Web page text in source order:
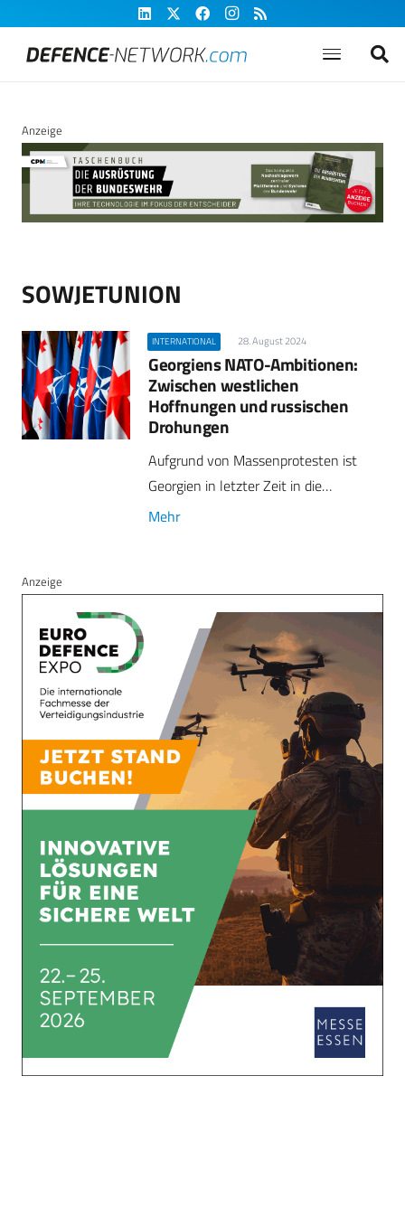
Anzeige
SOWJETUNION
INTERNATIONAL 28. August 2024
Georgiens NATO-Ambitionen:
Zwischen westlichen
Hoffnungen und russischen
Drohungen
Aufgrund von Massenprotesten ist
Georgien in letzter Zeit in die…
Mehr
Anzeige